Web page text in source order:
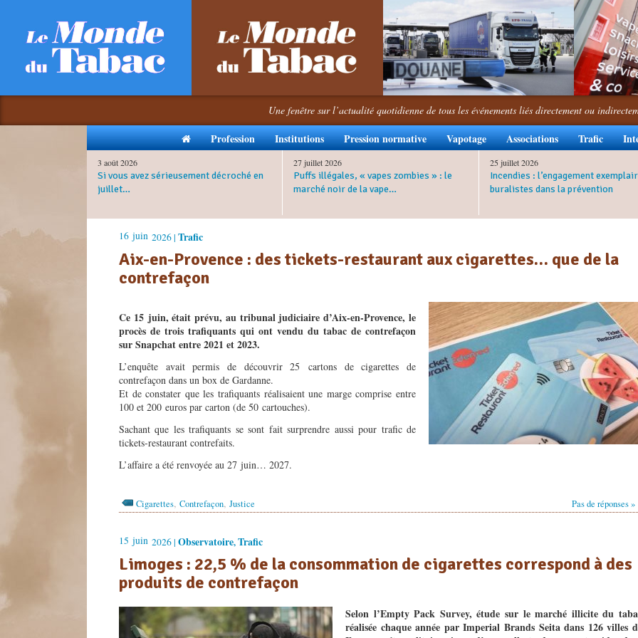
Une fenêtre sur l’actualité quotidienne de tous les événements liés directement ou
Profession Institutions Pression normative Vapotage Associations Trafic
3 août 2026
Si vous avez sérieusement décroché en
juillet…
27 juillet 2026
Puffs illégales, « vapes zombies » : le
marché noir de la vape…
25 juillet 2026
Incendies : l’engagement
buralistes dans la prévention
16 juin 2026 | Trafic
Aix-en-Provence : des tickets-restaurant aux cigarettes… que de la
contrefaçon
Ce 15 juin, était prévu, au tribunal judiciaire d’Aix-en-Provence, le
procès de trois trafiquants qui ont vendu du tabac de contrefaçon
sur Snapchat entre 2021 et 2023.
L’enquête avait permis de découvrir 25 cartons de cigarettes de
contrefaçon dans un box de Gardanne.
Et de constater que les trafiquants réalisaient une marge comprise entre
100 et 200 euros par carton (de 50 cartouches).
Sachant que les trafiquants se sont fait surprendre aussi pour trafic de
tickets-restaurant contrefaits.
L’affaire a été renvoyée au 27 juin… 2027.
Pas de réponses »
Cigarettes, Contrefaçon, Justice
15 juin 2026 | Observatoire,Trafic
Limoges : 22,5 % de la consommation de cigarettes correspond à des
produits de contrefaçon
Selon l’Empty Pack Survey, étude sur le marché illicite du
réalisée chaque année par Imperial Brands Seita dans 126 villes